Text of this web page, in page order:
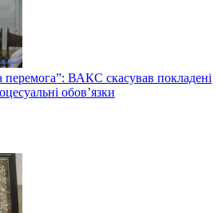
перемога”: ВАКС скасував покладені
обов’язки